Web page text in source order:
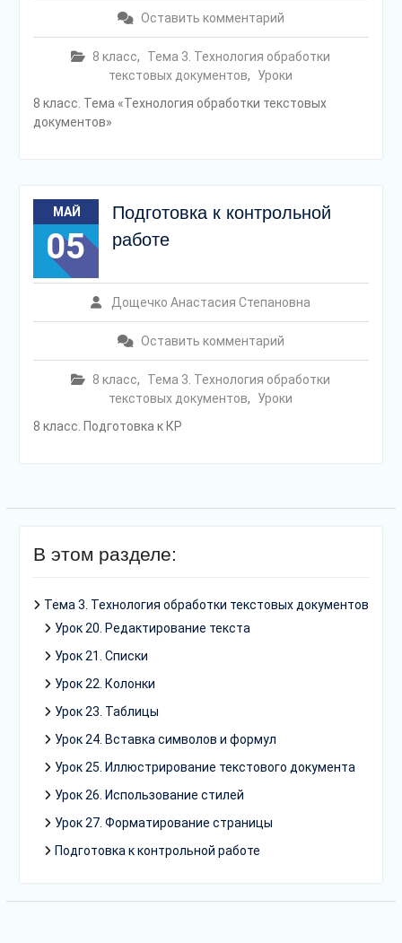
Оставить комментарий
8 класс,
Тема 3. Технология обработки
текстовых документов,
Уроки
8 класс. Тема «Технология обработки текстовых
документов»
МАЙ
05
Подготовка к контрольной
работе
Дощечко Анастасия Степановна
Оставить комментарий
8 класс,
Тема 3. Технология обработки
текстовых документов,
Уроки
8 класс. Подготовка к КР
В этом разделе:
Тема 3. Технология обработки текстовых документов
Урок 20. Редактирование текста
Урок 21. Списки
Урок 22. Колонки
Урок 23. Таблицы
Урок 24. Вставка символов и формул
Урок 25. Иллюстрирование текстового документа
Урок 26. Использование стилей
Урок 27. Форматирование страницы
Подготовка к контрольной работе